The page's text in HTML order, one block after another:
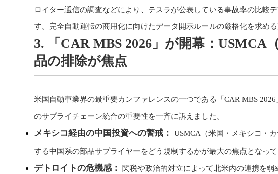
ロイター通信の調査などにより、テスラが公表している事故率の比較
す。完全自動運転の商用化に向けたデータ開示ルールの厳格化を求め
3. 「CAR MBS 2026」が開幕：USMCA
品の排除が焦点
米国自動車業界の最重要カンファレンスの一つである「CAR MBS
のサプライチェーン統合の重要性を一斉に訴えました。
メキシコ経由の中国投資への警戒： USMCA（米国・メキシコ・
する中国系の部品サプライヤーをどう規制するかが最大の焦点となって
デトロイトの危機感： 関税や政治的対立によって北米内の連携を